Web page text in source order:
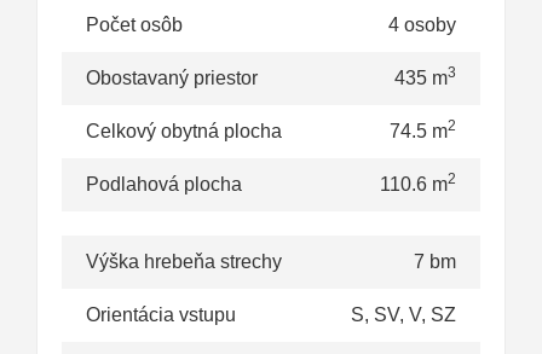
Počet osôb 4 osoby
Obostavaný priestor 435 m3
Celkový obytná plocha 74.5 m2
Podlahová plocha 110.6 m2
Výška hrebeňa strechy 7 bm
Orientácia vstupu S, SV, V, SZ